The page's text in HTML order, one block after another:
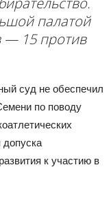
палатой
— 15 против
суд не обеспечил
по поводу
к участию в